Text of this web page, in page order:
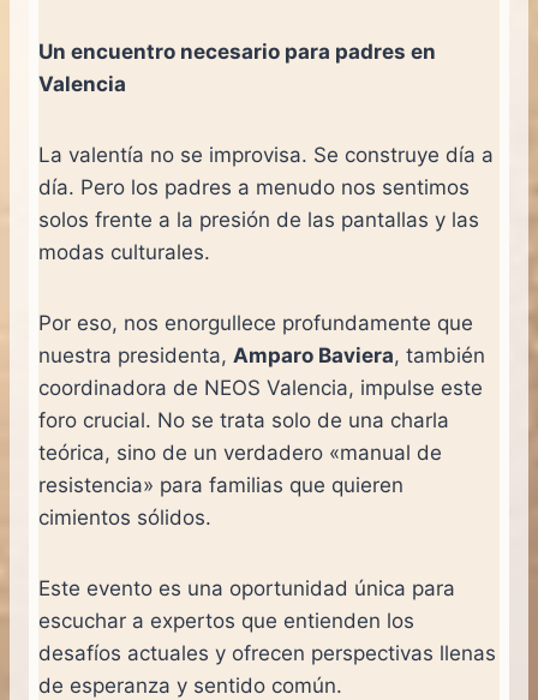
Un encuentro necesario para padres en
Valencia
La valentía no se improvisa. Se construye día a
día. Pero los padres a menudo nos sentimos
solos frente a la presión de las pantallas y las
modas culturales.
Por eso, nos enorgullece profundamente que
nuestra presidenta, Amparo Baviera, también
coordinadora de NEOS Valencia, impulse este
foro crucial. No se trata solo de una charla
teórica, sino de un verdadero «manual de
resistencia» para familias que quieren
cimientos sólidos.
Este evento es una oportunidad única para
escuchar a expertos que entienden los
desafíos actuales y ofrecen perspectivas llenas
de esperanza y sentido común.